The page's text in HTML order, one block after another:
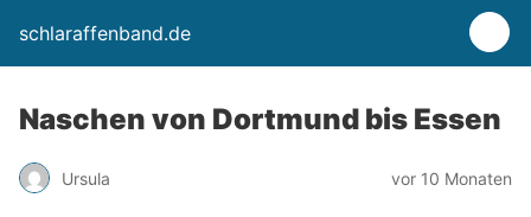
schlaraffenband.de
Naschen von Dortmund bis Essen
Ursula vor 10 Monaten